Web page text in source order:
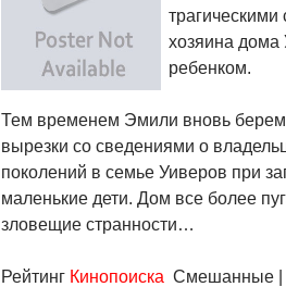
хозяина дома
ребенком.
Тем временем Эмили вновь
вырезки со сведениями о
поколений в семье Уиверов при
маленькие дети. Дом все более
зловещие странности…
Рейтинг Кинопоиска Смешанные